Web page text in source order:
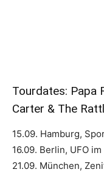
Tourdates: Papa
Carter & The
15.09. Hamburg,
16.09. Berlin, UFO
21.09. München,